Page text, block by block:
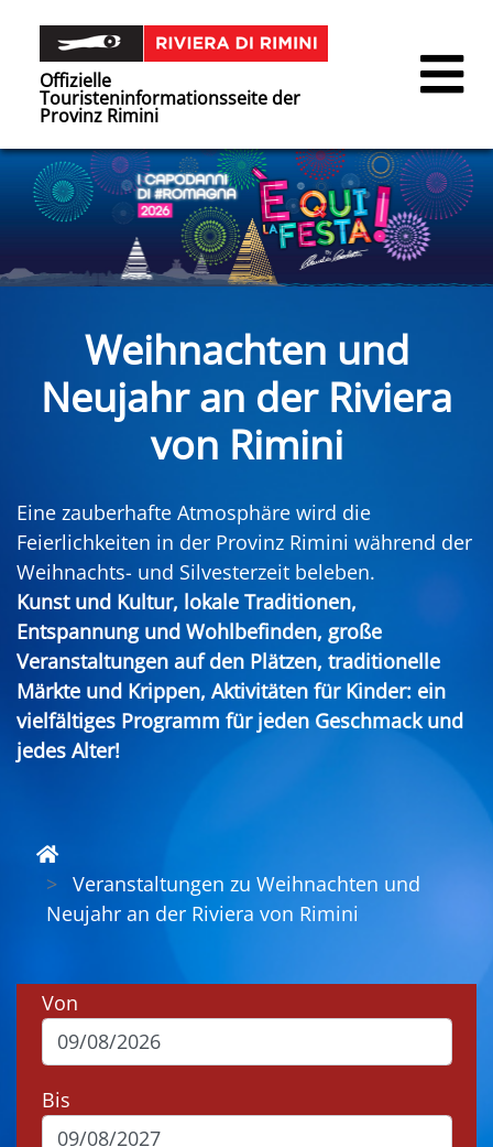
Offizielle
Touristeninformationsseite der
Provinz Rimini
Weihnachten und
Neujahr an der Riviera
von Rimini
Eine zauberhafte Atmosphäre wird die
Feierlichkeiten in der Provinz Rimini während der
Weihnachts- und Silvesterzeit beleben.
Kunst und Kultur, lokale Traditionen,
Entspannung und Wohlbefinden, große
Veranstaltungen auf den Plätzen, traditionelle
Märkte und Krippen, Aktivitäten für Kinder: ein
vielfältiges Programm für jeden Geschmack und
jedes Alter!
Veranstaltungen zu Weihnachten und
Neujahr an der Riviera von Rimini
Von
Bis